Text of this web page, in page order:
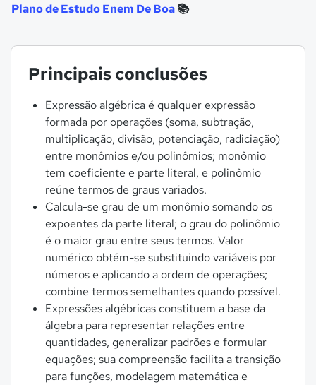
Plano de Estudo Enem De Boa📚
Principais conclusões
Expressão algébrica é qualquer expressão
formada por operações (soma, subtração,
multiplicação, divisão, potenciação, radiciação)
entre monômios e/ou polinômios; monômio
tem coeficiente e parte literal, e polinômio
reúne termos de graus variados.
Calcula-se grau de um monômio somando os
expoentes da parte literal; o grau do polinômio
é o maior grau entre seus termos. Valor
numérico obtém-se substituindo variáveis por
números e aplicando a ordem de operações;
combine termos semelhantes quando possível.
Expressões algébricas constituem a base da
álgebra para representar relações entre
quantidades, generalizar padrões e formular
equações; sua compreensão facilita a transição
para funções, modelagem matemática e